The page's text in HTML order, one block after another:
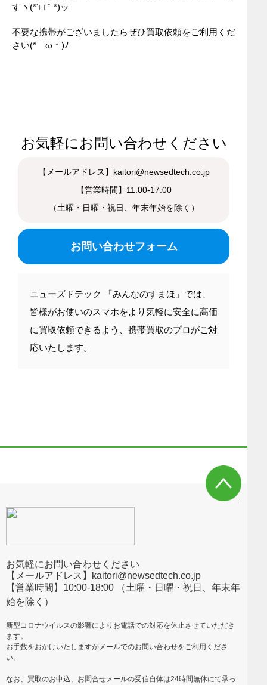
すヽ(*´□｀*)ッ
不要な携帯がございましたらぜひ買取依頼をご利用くだ
さい(*ゝω・)ﾉ
お気軽にお問い合わせください
【メールアドレス】kaitori@newsedtech.co.jp
【営業時間】11:00-17:00
（土曜・日曜・祝日、年末年始を除く）
お問い合わせフォーム
ニューズドテック 「みんなのすまほ」では、
皆様がお使いのスマホをより気軽に安全に高価
に買取依頼できるよう、携帯買取のプロがご対
応いたします。
お気軽にお問い合わせください
【メールアドレス】kaitori@newsedtech.co.jp
【営業時間】10:00-18:00 （土曜・日曜・祝日、年末年
始を除く）
新型コロナウイルスの影響によりお電話での対応を休止させていただき
ます。
お手数をおかけいたしますがメールでのお問い合わせをご利用くださ
い。
なお、買取のお申込、お問合せメールの受信自体は24時間無休にて承っ